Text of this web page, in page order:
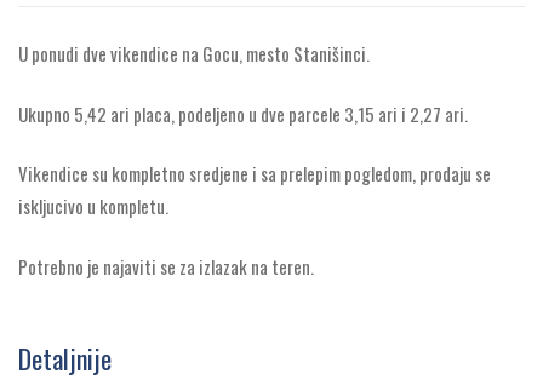
U ponudi dve vikendice na Gocu, mesto Stanišinci.
Ukupno 5,42 ari placa, podeljeno u dve parcele 3,15 ari i 2,27 ari.
Vikendice su kompletno sredjene i sa prelepim pogledom, prodaju se
iskljucivo u kompletu.
Potrebno je najaviti se za izlazak na teren.
Detaljnije